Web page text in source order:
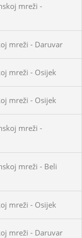
mreži -
mreži - Daruvar
mreži - Osijek
mreži - Osijek
mreži -
mreži - Beli
mreži - Osijek
mreži - Daruvar